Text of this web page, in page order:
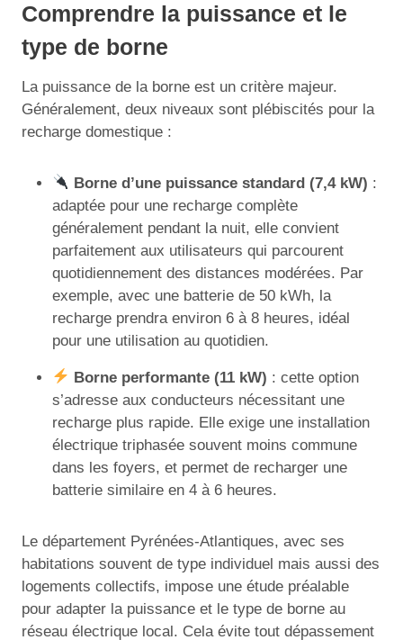
Comprendre la puissance et le
type de borne
La puissance de la borne est un critère majeur.
Généralement, deux niveaux sont plébiscités pour la
recharge domestique :
Borne d’une puissance standard (7,4 kW) :
adaptée pour une recharge complète
généralement pendant la nuit, elle convient
parfaitement aux utilisateurs qui parcourent
quotidiennement des distances modérées. Par
exemple, avec une batterie de 50 kWh, la
recharge prendra environ 6 à 8 heures, idéal
pour une utilisation au quotidien.
Borne performante (11 kW) : cette option
s’adresse aux conducteurs nécessitant une
recharge plus rapide. Elle exige une installation
électrique triphasée souvent moins commune
dans les foyers, et permet de recharger une
batterie similaire en 4 à 6 heures.
Le département Pyrénées-Atlantiques, avec ses
habitations souvent de type individuel mais aussi des
logements collectifs, impose une étude préalable
pour adapter la puissance et le type de borne au
réseau électrique local. Cela évite tout dépassement